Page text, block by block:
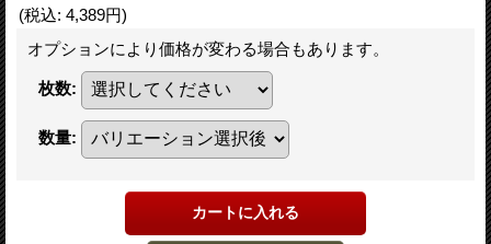
(税込: 4,389円)
オプションにより価格が変わる場合もあります。
枚数:
数量: